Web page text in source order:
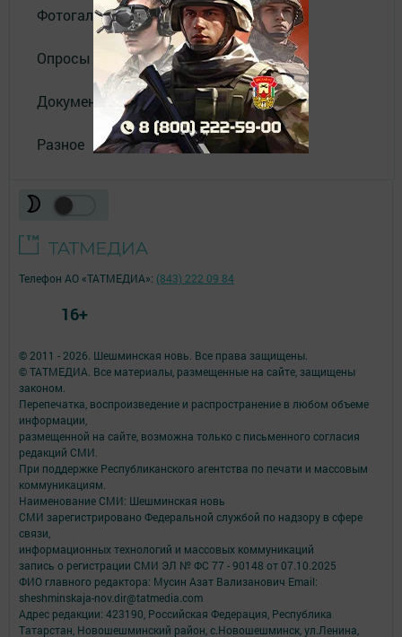
Фотогалереи
Опросы
Документы
Разное
© 2011 - 2026. Шешминская новь. Все права защищены.
© ТАТМЕДИА. Все материалы, размещенные на сайте, защищены
законом.
Перепечатка, воспроизведение и распространение в любом объеме
информации,
размещенной на сайте, возможна только с письменного согласия
редакций СМИ.
При поддержке Республиканского агентства по печати и массовым
коммуникациям.
Наименование СМИ: Шешминская новь
СМИ зарегистрировано Федеральной службой по надзору в сфере
связи,
информационных технологий и массовых коммуникаций
запись о регистрации СМИ ЭЛ № ФС 77 - 90148 от 07.10.2025
ФИО главного редактора: Мусин Азат Вализанович Email:
sheshminskaja-nov.dir@tatmedia.com
Адрес редакции: 423190, Российская Федерация, Республика
Татарстан, Новошешминский район, с.Новошешминск, ул.Ленина,
Телефон АО «ТАТМЕДИА»: (843) 222 09 84
16+